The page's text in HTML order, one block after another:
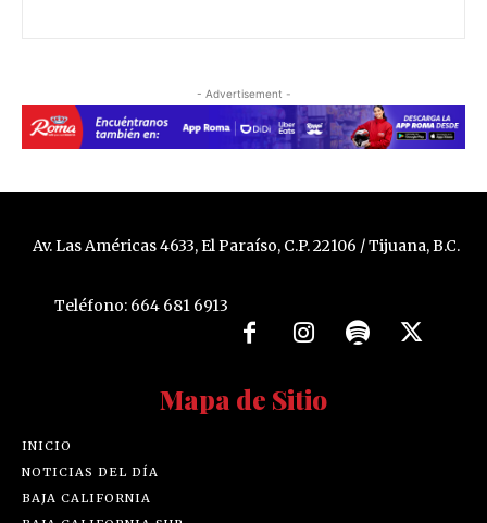
- Advertisement -
Av. Las Américas 4633, El Paraíso, C.P. 22106 / Tijuana, B.C.
Teléfono: 664 681 6913
Mapa de Sitio
INICIO
NOTICIAS DEL DÍA
BAJA CALIFORNIA